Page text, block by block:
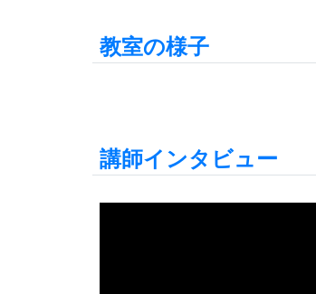
教室の様⼦
講師インタビュー